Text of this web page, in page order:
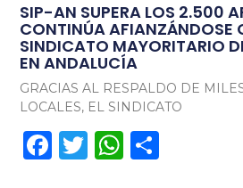
SIP-AN SUPERA LOS 2.500
CONTINÚA AFIANZÁNDOSE
SINDICATO MAYORITARIO
EN ANDALUCÍA
GRACIAS AL RESPALDO DE
LOCALES, EL SINDICATO
Facebook
Twitter